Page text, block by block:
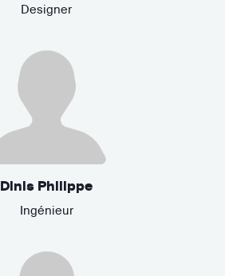
Designer
Dinis Philippe
Ingénieur